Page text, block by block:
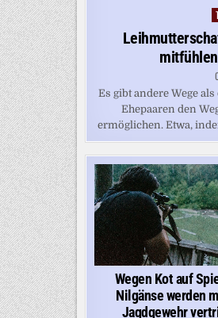
Es gibt andere Wege
Ehepaaren den
ermöglichen. Etwa,
Wegen Kot auf
Nilgänse werden
Jagdgewehr